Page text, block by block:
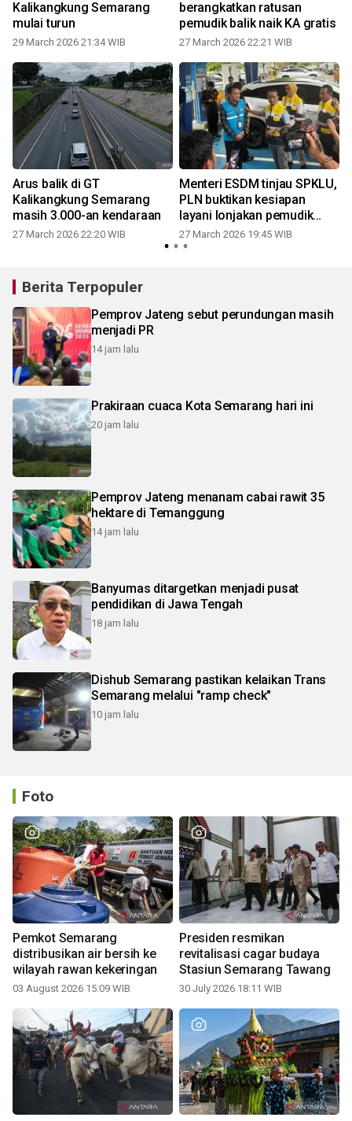
Kalikangkung Semarang
mulai turun
29 March 2026 21:34 WIB
berangkatkan ratusan
pemudik balik naik KA gratis
27 March 2026 22:21 WIB
Arus balik di GT
Kalikangkung Semarang
masih 3.000-an kendaraan
27 March 2026 22:20 WIB
Menteri ESDM tinjau SPKLU,
PLN buktikan kesiapan
layani lonjakan pemudik
dengan kendaraan listrik
27 March 2026 19:45 WIB
Berita Terpopuler
Pemprov Jateng sebut perundungan masih
menjadi PR
14 jam lalu
Prakiraan cuaca Kota Semarang hari ini
20 jam lalu
Pemprov Jateng menanam cabai rawit 35
hektare di Temanggung
14 jam lalu
Banyumas ditargetkan menjadi pusat
pendidikan di Jawa Tengah
18 jam lalu
Dishub Semarang pastikan kelaikan Trans
Semarang melalui "ramp check"
10 jam lalu
Foto
Pemkot Semarang
distribusikan air bersih ke
wilayah rawan kekeringan
03 August 2026 15:09 WIB
Presiden resmikan
revitalisasi cagar budaya
Stasiun Semarang Tawang
30 July 2026 18:11 WIB